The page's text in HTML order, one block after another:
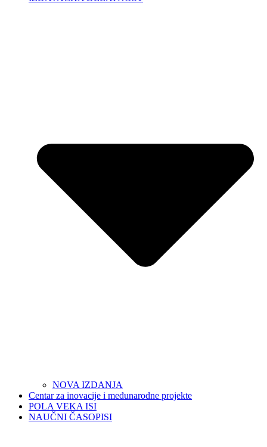
NOVA IZDANJA
Centar za inovacije i međunarodne projekte
POLA VEKA ISI
NAUČNI ČASOPISI